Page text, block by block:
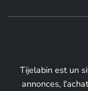
Tijelabin est un
annonces,